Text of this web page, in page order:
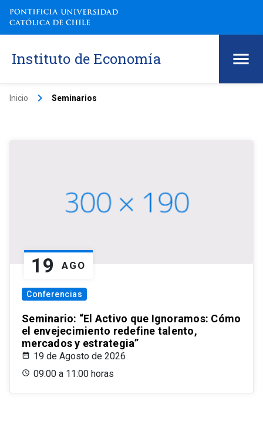
Instituto de Economía
Inicio keyboard_arrow_right Seminarios
19 AGO
Conferencias
Seminario: “El Activo que Ignoramos: Cómo
el envejecimiento redefine talento,
mercados y estrategia”
19 de Agosto de 2026
09:00 a 11:00 horas